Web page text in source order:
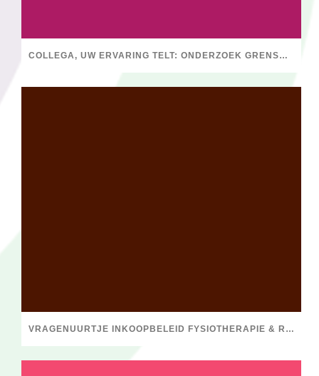
COLLEGA, UW ERVARING TELT: ONDERZOEK GRENSOVERSCHRIJDEND GEDRAG BINNEN DE FYSIOTHERAPIE
VRAGENUURTJE INKOOPBELEID FYSIOTHERAPIE & RESV, STEL JE VRAGEN!